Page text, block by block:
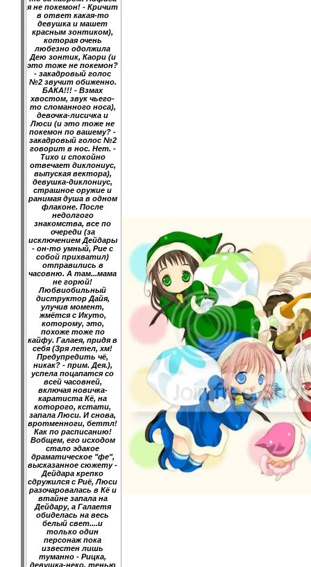
я не покемон! - Кричит
в ответ какая-то
девушка и машет
красным зонтиком),
которая очень
любезно одолжила
Дею зонтик, Каори (и
это тоже не покемон?
- закадровый голос
№2 звучит обиженно.
БАКА!!! - Взмах
хвостом, звук чьего-
то сломанного носа),
девочка-лисичка и
Люси (и это тоже не
покемон по вашему? -
закадровый голос №2
говорит в нос. Нет. -
Тихо и спокойно
отвечает диклониус,
выпуская вектора),
девушка-диклониус,
страшное оружие и
ранимая душа в одном
флаконе. После
недолгого
знакомства, все по
очереди (за
исключением Дейдары
- он-то умный, Рие с
собой прихватил)
отправились в
часовню. А там...мама
не горюй!
Любвиобильный
диструктор Дайя,
улучив момент,
жмётся с Икуто,
которому, это,
похоже тоже по
кайфу. Галаея, придя в
себя (Зря летел, хм!
Предупредить чё,
никак? - прим. Дея.),
успела поцапатся со
всей часовней,
включая новичка-
каратиста Кё, на
которого, кстати,
запала Люси. И снова,
вротменноги, беттл!
Как по расписанию!
Вобщем, его исходом
стало эдакое
драматическое "фе",
высказанное сюжету -
Дейдара крепко
сдружился с Риё, Люси
разочаровалась в Кё и
втайне запала на
Дейдару, а Галаетя
обиделась на весь
белый свет....и
только один
персонаж пока
известен лишь
туманно - Рицка,
девушка-неко, тенью